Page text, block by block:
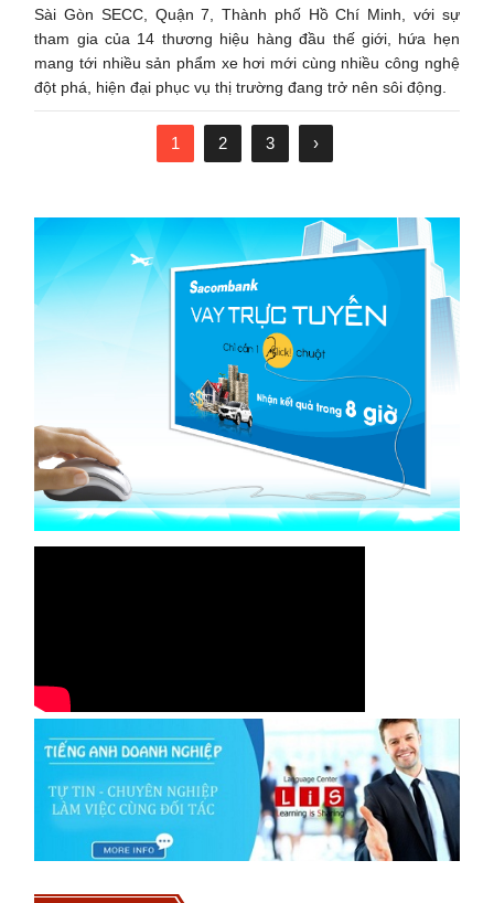
Sài Gòn SECC, Quận 7, Thành phố Hồ Chí Minh, với sự
tham gia của 14 thương hiệu hàng đầu thế giới, hứa hẹn
mang tới nhiều sản phẩm xe hơi mới cùng nhiều công nghệ
đột phá, hiện đại phục vụ thị trường đang trở nên sôi động.
1 2 3 ›